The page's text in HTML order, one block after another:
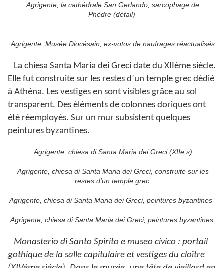
Agrigente, la cathédrale San Gerlando, sarcophage de
Phèdre (détail)
Agrigente, Musée Diocésain, ex-votos de naufrages réactualisés
La chiesa Santa Maria dei Greci date du XIIème siècle.
Elle fut construite sur les restes d’un temple grec dédié
à Athéna. Les vestiges en sont visibles grâce au sol
transparent. Des éléments de colonnes doriques ont
été réemployés. Sur un mur subsistent quelques
peintures byzantines.
Agrigente, chiesa di Santa Maria dei Greci (XIIe s)
Agrigente, chiesa di Santa Maria dei Greci, construite sur les
restes d'un temple grec
Agrigente, chiesa di Santa Maria dei Greci, peintures byzantines
Agrigente, chiesa di Santa Maria dei Greci, peintures byzantines
Monasterio di Santo Spirito e museo civico : portail
gothique de la salle capitulaire et vestiges du cloître